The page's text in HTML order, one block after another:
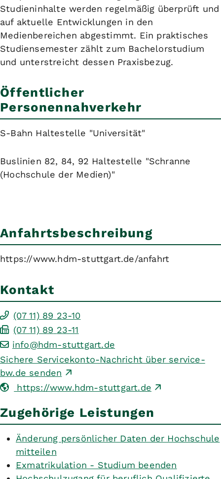
Studieninhalte werden regelmäßig überprüft und
auf aktuelle Entwicklungen in den
Medienbereichen abgestimmt. Ein praktisches
Studiensemester zählt zum Bachelorstudium
und unterstreicht dessen Praxisbezug.
Öffentlicher
Personennahverkehr
S-Bahn Haltestelle "Universität"
Buslinien 82, 84, 92 Haltestelle "Schranne
(Hochschule der Medien)"
Anfahrtsbeschreibung
https://www.hdm-stuttgart.de/anfahrt
Kontakt
(07 11) 89 23-10
(07 11) 89 23-11
info@hdm-stuttgart.de
Sichere Servicekonto-Nachricht über service-
bw.de senden
https://www.hdm-stuttgart.de
Zugehörige Leistungen
Änderung persönlicher Daten der Hochschule
mitteilen
Exmatrikulation - Studium beenden